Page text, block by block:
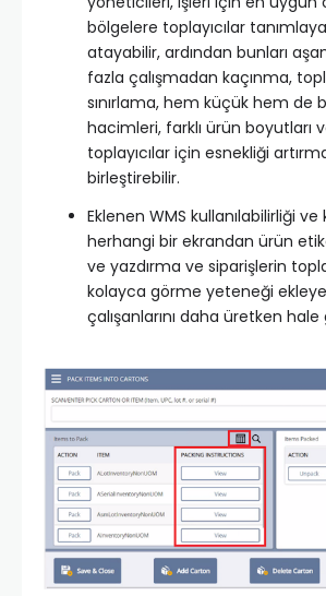
bölgelere toplayıcılar
atayabilir, ardından bunları
fazla çalışmadan kaçınma,
sınırlama, hem küçük hem de
hacimleri, farklı ürün boyutları
toplayıcılar için esnekliği
birleştirebilir.
Eklenen WMS kullanılabilirliği
herhangi bir ekrandan ürün
ve yazdırma ve siparişlerin
kolayca görme yeteneği
çalışanlarını daha üretken hale